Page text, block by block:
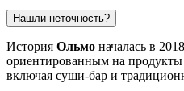
Нашли неточность?
История Ольмо началась в
ориентированным на продукты
включая суши-бар и